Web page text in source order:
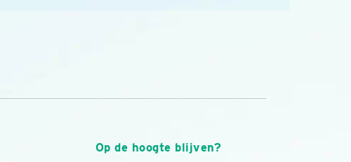
Op de hoogte blijven?